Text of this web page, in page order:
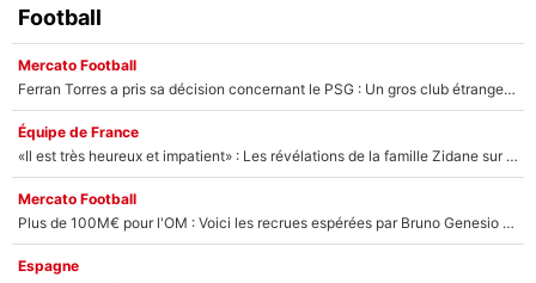
Football
Mercato Football
Ferran Torres a pris sa décision concernant le PSG : Un gros club étranger prêt à relancer le feuilleton pour la signature du champion du monde 2026 !
Équipe de France
«Il est très heureux et impatient» : Les révélations de la famille Zidane sur sa prise de pouvoir en équipe de France !
Mercato Football
Plus de 100M€ pour l'OM : Voici les recrues espérées par Bruno Genesio et Grégory Lorenzi après l’opération dégraissage
Espagne